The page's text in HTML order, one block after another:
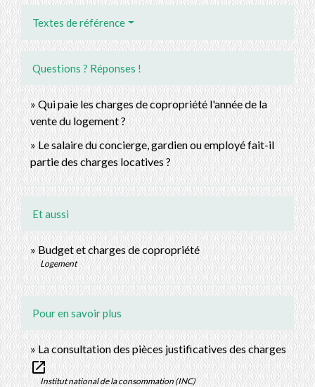
Textes de référence
Questions ? Réponses !
Qui paie les charges de copropriété l'année de la
vente du logement ?
Le salaire du concierge, gardien ou employé fait-il
partie des charges locatives ?
Et aussi
Budget et charges de copropriété
Logement
Pour en savoir plus
La consultation des pièces justificatives des charges
open_in_new
Institut national de la consommation (INC)